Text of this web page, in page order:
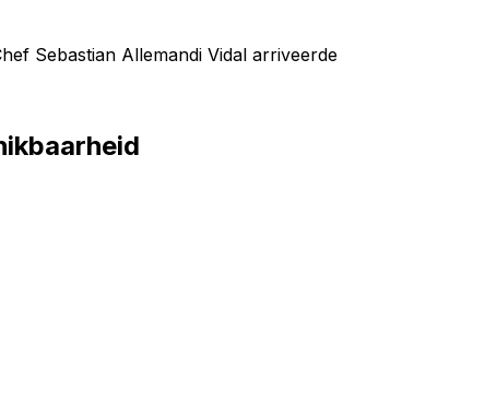
Sebastian Allemandi Vidal arriveerde